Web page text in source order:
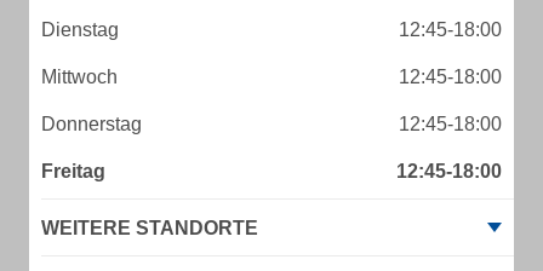
Dienstag 12:45-18:00
Mittwoch 12:45-18:00
Donnerstag 12:45-18:00
Freitag 12:45-18:00
WEITERE STANDORTE